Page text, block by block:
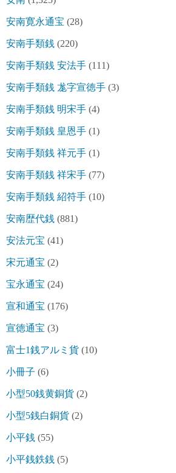
安南寛永通宝 (28)
安南手類銭 (220)
安南手類銭 安法手 (111)
安南手類銭 尨字宣徳手 (3)
安南手類銭 明宋手 (4)
安南手類銭 皇恩手 (1)
安南手類銭 祥元手 (1)
安南手類銭 祥宋手 (77)
安南手類銭 紹符手 (10)
安南歴代銭 (881)
安法元宝 (41)
宋元通宝 (2)
宝永通宝 (24)
宣和通宝 (176)
宣徳通宝 (3)
富士1銭アルミ貨 (10)
小冊子 (6)
小型50銭黄銅貨 (2)
小型5銭白銅貨 (2)
小平銭 (55)
小平銭鉄銭 (5)